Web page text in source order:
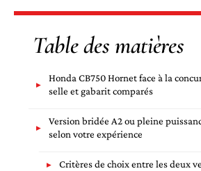
Table des matières
Honda CB750 Hornet face à la
selle et gabarit comparés
Version bridée A2 ou pleine
selon votre expérience
Critères de choix entre les deux